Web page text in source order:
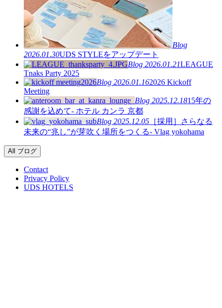
Blog
2026.01.30UDS STYLEをアップデート
Blog 2026.01.21LEAGUE
Tnaks Party 2025
Blog 2026.01.162026 Kickoff
Meeting
Blog 2025.12.1815年の
感謝を込めて- ホテル カンラ 京都
Blog 2025.12.05 ［採用］さらなる
未来の“兆し”が芽吹く場所をつくる- Vlag yokohama
All ブログ
Contact
Privacy Policy
UDS HOTELS